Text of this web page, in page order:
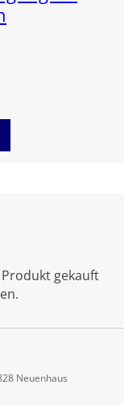
gekauft
Neuenhaus